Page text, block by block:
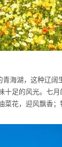
海湖，这种辽
足的风光。七
花，迎风飘香